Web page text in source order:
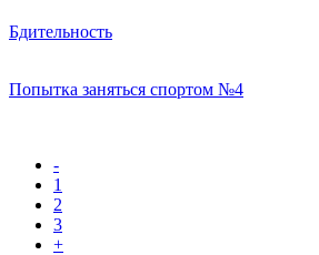
Бдительность
Попытка заняться спортом №4
-
1
2
3
+